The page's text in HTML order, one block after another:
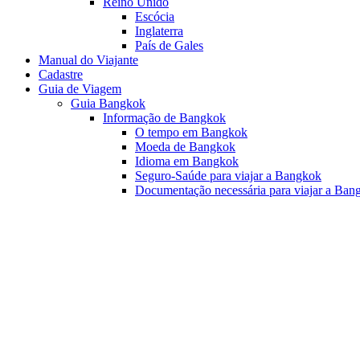
Escócia
Inglaterra
País de Gales
Manual do Viajante
Cadastre
Guia de Viagem
Guia Bangkok
Informação de Bangkok
O tempo em Bangkok
Moeda de Bangkok
Idioma em Bangkok
Seguro-Saúde para viajar a Bangkok
Documentação necessária para viajar a